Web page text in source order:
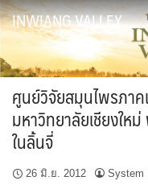
Skip
to
content
INWIANG VALLEY
ศูนย์วิจัยสมุนไพรภา
มหาวิทยาลัยเชียงใ
ในลิ้นจี่
26 มิ.ย. 2012 System